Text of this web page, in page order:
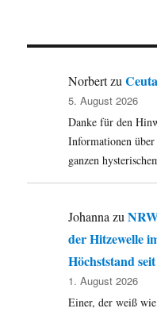
Norbertzu
5. August 2026
Danke für den
Informationen
ganzen
Johanna zu
der Hitzewelle
Höchststand
1. August 2026
Einer, der weiß